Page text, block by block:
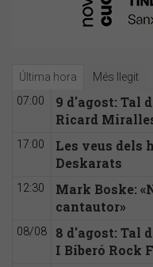
Última hora Més llegit
07:00
9 d'agost: Tal
Ricard
17:00
Les veus dels
Deskarats
12:30
Mark Boske:
cantautor»
08/08
8 d'agost: Tal
I Biberó Rock